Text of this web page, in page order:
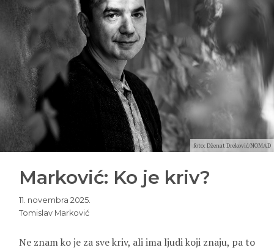
foto: Dženat Dreković/NOMAD
Marković: Ko je kriv?
11. novembra 2025.
Tomislav Marković
Ne znam ko je za sve kriv, ali ima ljudi koji znaju, pa to